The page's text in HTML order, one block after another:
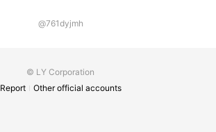
@761dyjmh
© LY Corporation
Report
Other official accounts